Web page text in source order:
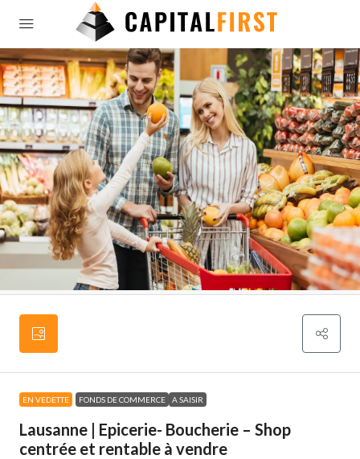
EN VEDETTE FONDS DE COMMERCE A SAISIR
Lausanne | Epicerie- Boucherie – Shop
centrée et rentable à vendre